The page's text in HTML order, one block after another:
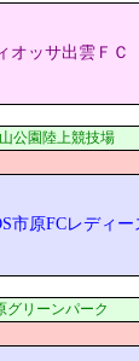
オッサ出雲ＦＣ
公園陸上競技場
市原FCレディー
グリーンパーク